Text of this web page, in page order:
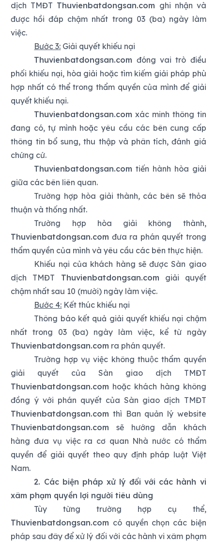
dịch TMĐT Thuvienbatdongsan.com ghi nhận và
được hồi đáp chậm nhất trong 03 (ba) ngày làm
việc.
Bước 3: Giải quyết khiếu nại
Thuvienbatdongsan.com đóng vai trò điều
phối khiếu nại, hòa giải hoặc tìm kiếm giải pháp phù
hợp nhất có thể trong thẩm quyền của mình để giải
quyết khiếu nại.
Thuvienbatdongsan.com xác minh thông tin
đang có, tự mình hoặc yêu cầu các bên cung cấp
thông tin bổ sung, thu thập và phân tích, đánh giá
chứng cứ.
Thuvienbatdongsan.com tiến hành hòa giải
giữa các bên liên quan.
Trường hợp hòa giải thành, các bên sẽ thỏa
thuận và thống nhất.
Trường hợp hòa giải không thành,
Thuvienbatdongsan.com đưa ra phán quyết trong
thẩm quyền của mình và yêu cầu các bên thực hiện.
Khiếu nại của khách hàng sẽ được Sàn giao
dịch TMĐT Thuvienbatdongsan.com giải quyết
chậm nhất sau 10 (mười) ngày làm việc.
Bước 4: Kết thúc khiếu nại
Thông báo kết quả giải quyết khiếu nại chậm
nhất trong 03 (ba) ngày làm việc, kể từ ngày
Thuvienbatdongsan.com ra phán quyết.
Trường hợp vụ việc không thuộc thẩm quyền
giải quyết của Sàn giao dịch TMĐT
Thuvienbatdongsan.com hoặc khách hàng không
đồng ý với phán quyết của Sàn giao dịch TMĐT
Thuvienbatdongsan.com thì Ban quản lý website
Thuvienbatdongsan.com sẽ hướng dẫn khách
hàng đưa vụ việc ra cơ quan Nhà nước có thẩm
quyền để giải quyết theo quy định pháp luật Việt
Nam.
2. Các biện pháp xử lý đối với các hành vi
xâm phạm quyền lợi người tiêu dùng
Tùy từng trường hợp cụ thể,
Thuvienbatdongsan.com có quyền chọn các biện
pháp sau đây để xử lý đối với các hành vi xâm phạm